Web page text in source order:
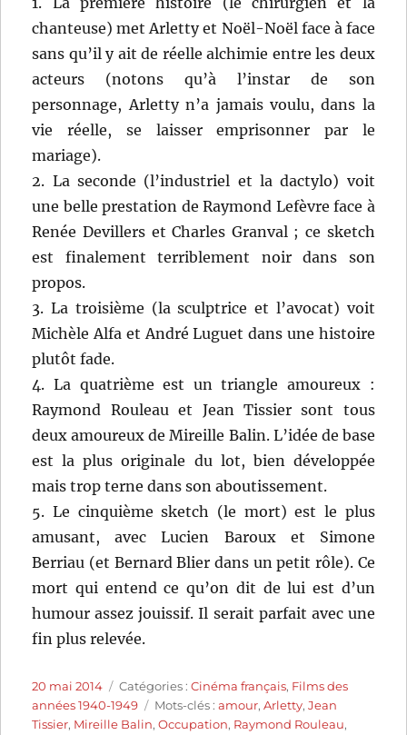
chanteuse) met Arletty et Noël-Noël face à face
sans qu’il y ait de réelle alchimie entre les deux
acteurs (notons qu’à l’instar de son
personnage, Arletty n’a jamais voulu, dans la
vie réelle, se laisser emprisonner par le
mariage).
2. La seconde (l’industriel et la dactylo) voit
une belle prestation de Raymond Lefèvre face à
Renée Devillers et Charles Granval ; ce sketch
est finalement terriblement noir dans son
propos.
3. La troisième (la sculptrice et l’avocat) voit
Michèle Alfa et André Luguet dans une histoire
plutôt fade.
4. La quatrième est un triangle amoureux :
Raymond Rouleau et Jean Tissier sont tous
deux amoureux de Mireille Balin. L’idée de base
est la plus originale du lot, bien développée
mais trop terne dans son aboutissement.
5. Le cinquième sketch (le mort) est le plus
amusant, avec Lucien Baroux et Simone
Berriau (et Bernard Blier dans un petit rôle). Ce
mort qui entend ce qu’on dit de lui est d’un
humour assez jouissif. Il serait parfait avec une
fin plus relevée.
Publié
le
20 mai 2014 Catégories
Catégories :Cinéma français, Films des
années 1940-1949
Étiquettes
Mots-clés :amour,Arletty,Jean
Tissier, Mireille Balin,Occupation, Raymond Rouleau,